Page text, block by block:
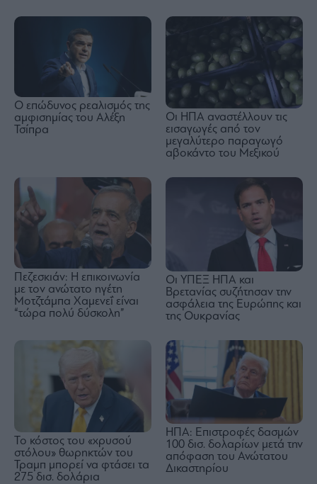
Ο επώδυνος ρεαλισμός της
αμφισημίας του Αλέξη
Τσίπρα
Οι ΗΠΑ αναστέλλουν τις
εισαγωγές από τον
μεγαλύτερο παραγωγό
αβοκάντο του Μεξικού
Πεζεσκιάν: Η επικοινωνία
με τον ανώτατο ηγέτη
Μοτζτάμπα Χαμενεΐ είναι
“τώρα πολύ δύσκολη”
Οι ΥΠΕΞ ΗΠΑ και
Βρετανίας συζήτησαν την
ασφάλεια της Ευρώπης και
της Ουκρανίας
Το κόστος του «χρυσού
στόλου» θωρηκτών του
Τραμπ μπορεί να φτάσει τα
275 δισ. δολάρια
ΗΠΑ: Επιστροφές δασμών
100 δισ. δολαρίων μετά την
απόφαση του Ανώτατου
Δικαστηρίου